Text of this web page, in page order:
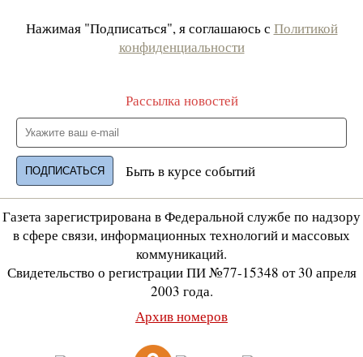
Нажимая "Подписаться", я соглашаюсь с Политикой
конфиденциальности
Рассылка новостей
Быть в курсе событий
Газета зарегистрирована в Федеральной службе по надзору
в сфере связи, информационных технологий и массовых
коммуникаций.
Свидетельство о регистрации ПИ №77-15348 от 30 апреля
2003 года.
Архив номеров